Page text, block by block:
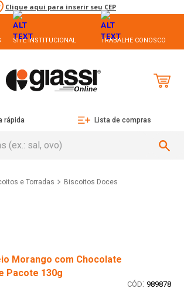
Clique aqui para inserir seu CEP
SITE INSTITUCIONAL TRABALHE CONOSCO
rápida Lista de compras
e Torradas Biscoitos Doces
Morango com Chocolate
Pacote 130g
: 989878